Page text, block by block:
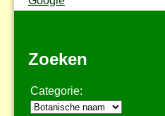
Zoeken
Categorie: